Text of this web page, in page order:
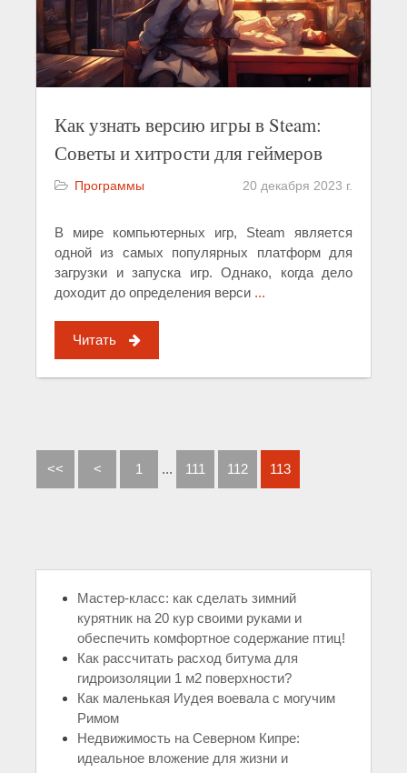
Как узнать версию игры в Steam:
Советы и хитрости для геймеров
Программы 20 декабря 2023 г.
В мире компьютерных игр, Steam является
одной из самых популярных платформ для
загрузки и запуска игр. Однако, когда дело
доходит до определения верси ...
Читать
<< < 1 ... 111 112 113
Мастер-класс: как сделать зимний
курятник на 20 кур своими руками и
обеспечить комфортное содержание птиц!
Как рассчитать расход битума для
гидроизоляции 1 м2 поверхности?
Как маленькая Иудея воевала с могучим
Римом
Недвижимость на Северном Кипре:
идеальное вложение для жизни и